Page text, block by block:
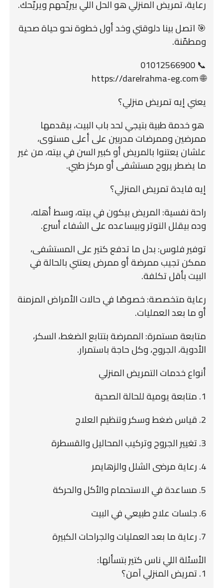
رعاية، تمريض المنزلي هو الحل اللي بيريّحهم ويريّحك.
🎯 اتصل بينا دلوقتي وخد أول خطوة نحو حياة صحية
ومطمّنة.
📞 01012566900
🌐 https://darelrahma-eg.com
يعني إيه تمريض منزلي؟
هو خدمة طبية بتيجي لحد باب البيت، بيقدمها
ممرضين وممرضات مدربين على أعلى مستوى،
علشان يعتنوا بالمريض أو كبير السن في بيته، من غير
ما يضطر يروح مستشفى أو مركز طبي.
إيه فايدة تمريض المنزلي؟
راحة نفسية: المريض بيكون في بيته، وسط أهله،
وده بيقلل التوتر وبيساعده على الشفاء أسرع.
توفير فلوس: بدل ما تدفع كتير على المستشفى،
ممكن تجيب ممرضة أو ممرض يعتني بالحالة في
البيت بأقل تكلفة.
رعاية متخصصة: خصوصًا في حالات الأمراض المزمنة
أو ما بعد العمليات.
متابعة مستمرة: الممرضة بتتابع الضغط، السكر،
الأدوية، الجروح، وكل حاجة باستمرار.
أنواع خدمات التمريض المنزلي
1. متابعة يومية للحالة الصحية
2. قياس ضغط وسكر وتنظيم العلاج
3. تغيير الجروح وتركيب المحاليل والقسطرة
4. رعاية مرضى الشلل والزهايمر
5. مساعدة في الاستحمام والأكل والحركة
6. جلسات علاج طبيعي في البيت
7. رعاية ما بعد العمليات والجراحات الكبيرة
الأسئلة اللي ناس كتير بتسألها:
1. تمريض المنزلي آمن؟